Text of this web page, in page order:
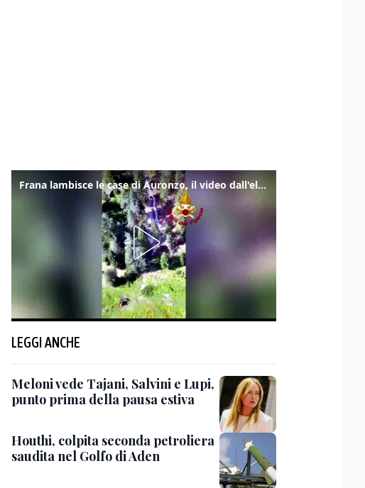
Frana lambisce le case di Auronzo, il video dall'elicottero dei vigili del fuoco
LEGGI ANCHE
Meloni vede Tajani, Salvini e Lupi,
punto prima della pausa estiva
Houthi, colpita seconda petroliera
saudita nel Golfo di Aden